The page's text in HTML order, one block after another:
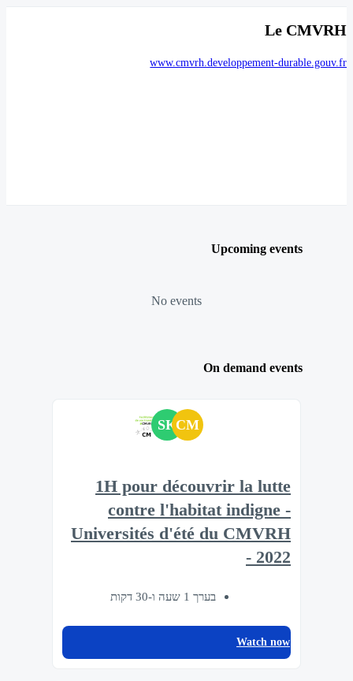
Le CMVRH
www.cmvrh.developpement-durable.gouv.fr
Upcoming events
No events
On demand events
CM
SK
1H pour découvrir la lutte
contre l'habitat indigne -
Universités d'été du CMVRH
- 2022
בערך 1 שעה ו-30 דקות
Watch now